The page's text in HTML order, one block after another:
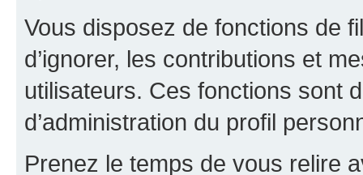
Vous disposez de fonctions de
d’ignorer, les contributions et
utilisateurs. Ces fonctions sont
d’administration du profil
Prenez le temps de vous relire